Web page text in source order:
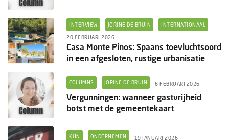
INTERVIEW JORINE DE BRUIN INTERNATIONAAL
20 FEBRUARI 2026
Casa Monte Pinos: Spaans toevluchtsoord
in een afgesloten, rustige urbanisatie
COLUMNS JORINE DE BRUIN 6 FEBRUARI 2026
Vergunningen: wanneer gastvrijheid
botst met de gemeentekaart
KHN ONDERNEMEN 19 JANUARI 2026